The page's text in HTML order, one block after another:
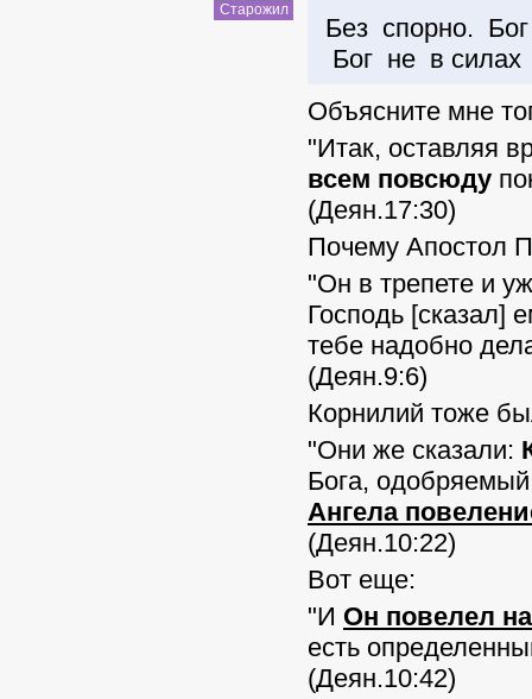
Старожил
Без спорно.
Бог не в
Объясните мне
"Итак, оставляя
всем повсюду
(Деян.17:30)
Почему Апостол
"Он в трепете и
Господь [сказал]
тебе надобно
(Деян.9:6)
Корнилий тоже
"Они же сказали:
Бога,
Ангела
(Деян.10:22)
Вот еще:
"И Он повелел
есть
(Деян.10:42)